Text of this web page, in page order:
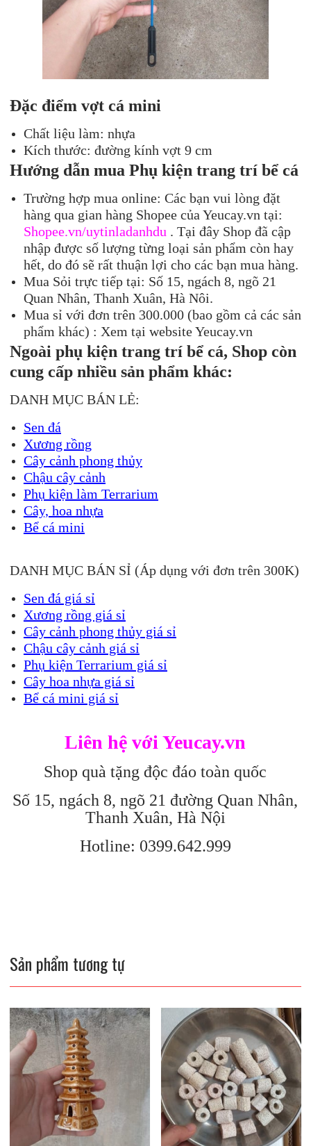
Đặc điểm vợt cá mini
Chất liệu làm: nhựa
Kích thước: đường kính vợt 9 cm
Hướng dẫn mua Phụ kiện trang trí bể cá
Trường hợp mua online: Các bạn vui lòng đặt
hàng qua gian hàng Shopee của Yeucay.vn tại:
Shopee.vn/uytinladanhdu . Tại đây Shop đã cập
nhập được số lượng từng loại sản phẩm còn hay
hết, do đó sẽ rất thuận lợi cho các bạn mua hàng.
Mua Sỏi trực tiếp tại: Số 15, ngách 8, ngõ 21
Quan Nhân, Thanh Xuân, Hà Nôi.
Mua sỉ với đơn trên 300.000 (bao gồm cả các sản
phẩm khác) : Xem tại website Yeucay.vn
Ngoài phụ kiện trang trí bể cá, Shop còn
cung cấp nhiều sản phẩm khác:
DANH MỤC BÁN LẺ:
Sen đá
Xương rồng
Cây cảnh phong thủy
Chậu cây cảnh
Phụ kiện làm Terrarium
Cây, hoa nhựa
Bể cá mini
DANH MỤC BÁN SỈ (Áp dụng với đơn trên 300K)
Sen đá giá sỉ
Xương rồng giá sỉ
Cây cảnh phong thủy giá sỉ
Chậu cây cảnh giá sỉ
Phụ kiện Terrarium giá sỉ
Cây hoa nhựa giá sỉ
Bể cá mini giá sỉ
Liên hệ với Yeucay.vn
Shop quà tặng độc đáo toàn quốc
Số 15, ngách 8, ngõ 21 đường Quan Nhân,
Thanh Xuân, Hà Nội
Hotline: 0399.642.999
Sản phẩm tương tự